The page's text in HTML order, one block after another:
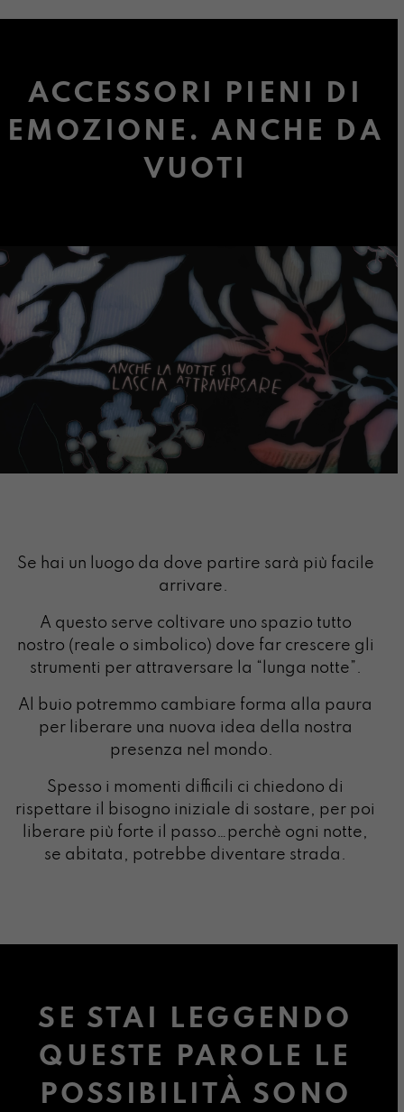
ACCESSORI PIENI DI
EMOZIONE. ANCHE DA
VUOTI
Se hai un luogo da dove partire sarà più facile
arrivare.
A questo serve coltivare uno spazio tutto
nostro (reale o simbolico) dove far crescere gli
strumenti per attraversare la “lunga notte”.
Al buio potremmo cambiare forma alla paura
per liberare una nuova idea della nostra
presenza nel mondo.
Spesso i momenti difficili ci chiedono di
rispettare il bisogno iniziale di sostare, per poi
liberare più forte il passo…perchè ogni notte,
se abitata, potrebbe diventare strada.
SE STAI LEGGENDO
QUESTE PAROLE LE
POSSIBILITÀ SONO